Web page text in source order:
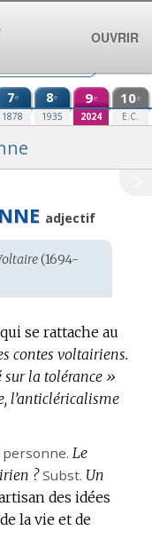
7e
1878
8e
1935
9e
2024
10e
E.C.
adjectif
(1694-
se rattache au
contes voltairiens.
sur la tolérance »
l’anticléricalisme
personne. Le
? Subst. Un
des idées
la vie et de
OUVRIR